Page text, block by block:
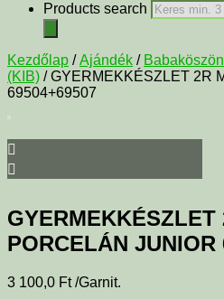
Products search
Kezdőlap /Ajándék /
(KIB) / GYERMEKKÉSZLET 2R
69504+69507
GYERMEKKÉSZLET
PORCELÁN JUNIOR
3 100,0 Ft /Garnit.